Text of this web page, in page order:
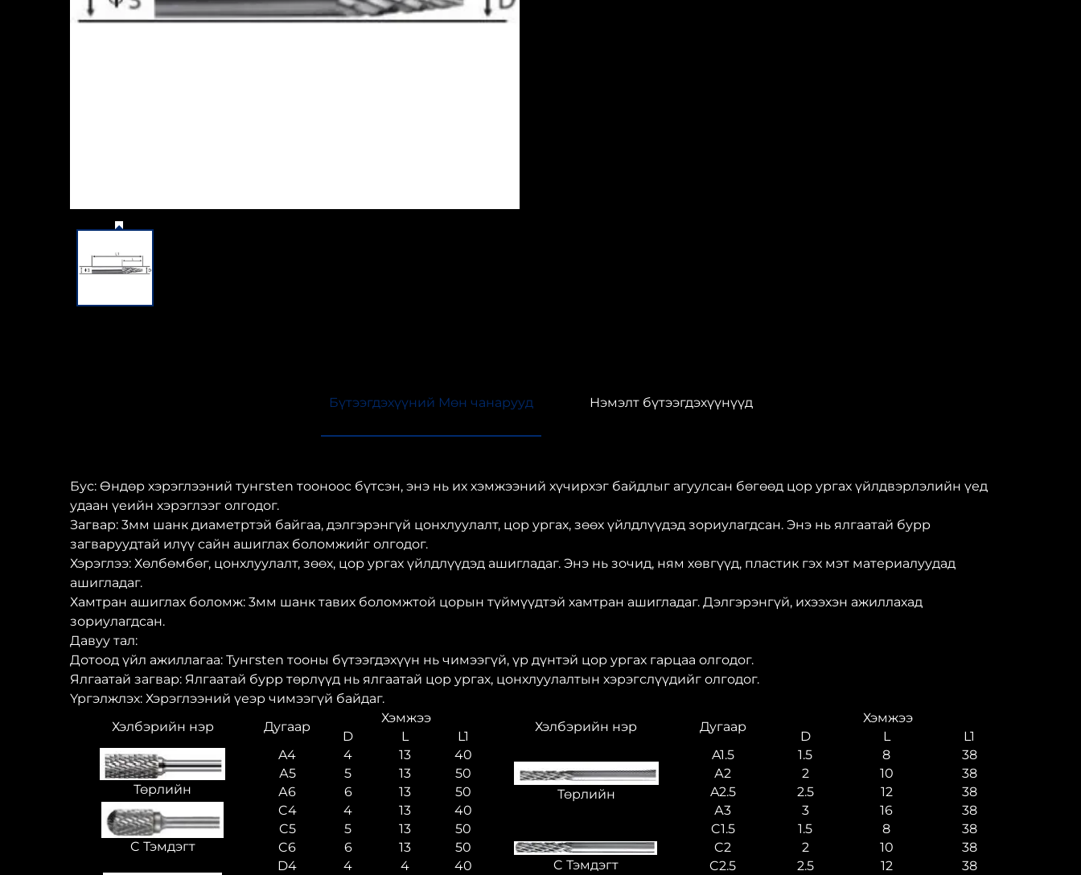
Бүтээгдэхүүний Мөн чанарууд Нэмэлт бүтээгдэхүүнүүд
Бус: Өндөр хэрэглээний тунгsten тооноос бүтсэн, энэ нь их хэмжээний хүчирхэг байдлыг агуулсан бөгөөд цор ургах үйлдвэрлэлийн үед
удаан үеийн хэрэглээг олгодог.
Загвар: 3мм шанк диаметртэй байгаа, дэлгэрэнгүй цонхлуулалт, цор ургах, зөөх үйлдлүүдэд зориулагдсан. Энэ нь ялгаатай бурр
загваруудтай илүү сайн ашиглах боломжийг олгодог.
Хэрэглээ: Хөлбөмбөг, цонхлуулалт, зөөх, цор ургах үйлдлүүдэд ашигладаг. Энэ нь зочид, ням хөвгүүд, пластик гэх мэт материалуудад
ашигладаг.
Хамтран ашиглах боломж: 3мм шанк тавих боломжтой цорын түймүүдтэй хамтран ашигладаг. Дэлгэрэнгүй, ихээхэн ажиллахад
зориулагдсан.
Давуу тал:
Дотоод үйл ажиллагаа: Тунгsten тооны бүтээгдэхүүн нь чимээгүй, үр дүнтэй цор ургах гарцаа олгодог.
Ялгаатай загвар: Ялгаатай бурр төрлүүд нь ялгаатай цор ургах, цонхлуулалтын хэрэгслүүдийг олгодог.
Үргэлжлэх: Хэрэглээний үеэр чимээгүй байдаг.
Хэлбэрийн нэр
Дугаар
Хэмжээ
Хэлбэрийн нэр Дугаар
Хэмжээ
D
L L1 D L L1
Төрлийн
A4 4 13 40
Төрлийн
A1.5 1.5 8
38
А5
5 13 50 А2 2 10
38
А6
6 13 50 A2.5 2.5 12 38
C Тэмдэгт
C4 4 13 40 А3 3 16
38
C5
5 13 50
C Тэмдэгт
C1.5 1.5 8
38
C6
6 13 50 C2 2 10
38
D4
4 4 40 C2.5 2.5 12
38